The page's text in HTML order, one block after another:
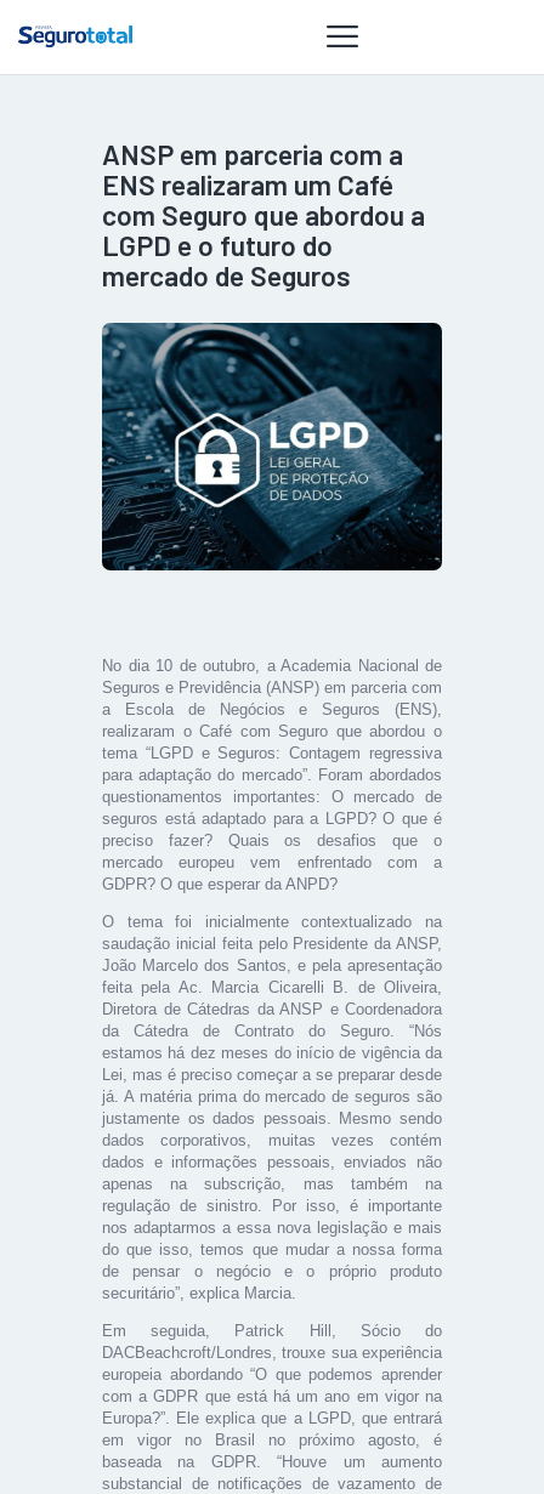
NOTÍCIAS
REVISTA
ESPECIAIS
GAIVOTA DE
ST SUMMIT
MULHERES
GESTORAS
HOMEST
HOME
ANSP em parceria com a
ENS realizaram um Café
com Seguro que abordou a
LGPD e o futuro do
mercado de Seguros
No dia 10 de outubro, a Academia Nacional de
Seguros e Previdência (ANSP) em parceria com
a Escola de Negócios e Seguros (ENS),
realizaram o Café com Seguro que abordou o
tema “LGPD e Seguros: Contagem regressiva
para adaptação do mercado”. Foram abordados
questionamentos importantes: O mercado de
seguros está adaptado para a LGPD? O que é
preciso fazer? Quais os desafios que o
mercado europeu vem enfrentado com a
GDPR? O que esperar da ANPD?
O tema foi inicialmente contextualizado na
saudação inicial feita pelo Presidente da ANSP,
João Marcelo dos Santos, e pela apresentação
feita pela Ac. Marcia Cicarelli B. de Oliveira,
Diretora de Cátedras da ANSP e Coordenadora
da Cátedra de Contrato do Seguro. “Nós
estamos há dez meses do início de vigência da
Lei, mas é preciso começar a se preparar desde
já. A matéria prima do mercado de seguros são
justamente os dados pessoais. Mesmo sendo
dados corporativos, muitas vezes contém
dados e informações pessoais, enviados não
apenas na subscrição, mas também na
regulação de sinistro. Por isso, é importante
nos adaptarmos a essa nova legislação e mais
do que isso, temos que mudar a nossa forma
de pensar o negócio e o próprio produto
securitário”, explica Marcia.
Em seguida, Patrick Hill, Sócio do
DACBeachcroft/Londres, trouxe sua experiência
europeia abordando “O que podemos aprender
com a GDPR que está há um ano em vigor na
Europa?”. Ele explica que a LGPD, que entrará
em vigor no Brasil no próximo agosto, é
baseada na GDPR. “Houve um aumento
substancial de notificações de vazamento de